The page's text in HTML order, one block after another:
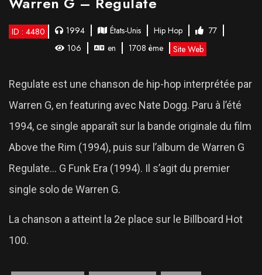
ID : 4480 1994 États-Unis Hip Hop
77
106
en 1708 ème Site Web
Regulate est une chanson de hip-hop interprétée par
Warren G, en featuring avec Nate Dogg. Paru à l’été
1994, ce single apparaît sur la bande originale du film
Above the Rim (1994), puis sur l’album de Warren G
Regulate… G Funk Era (1994). Il s’agit du premier
single solo de Warren G.
La chanson a atteint la 2e place sur le Billboard Hot
100.